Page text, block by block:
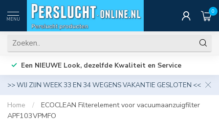
MENU
0
Een NIEUWE Look, dezelfde Kwaliteit en Service
>> WIJ ZIJN WEEK 33 EN 34 WEGENS VAKANTIE GESLOTEN <<
Home /
ECOCLEAN Filterelement voor vacuumaanzuigfilter
APF103VPMFO